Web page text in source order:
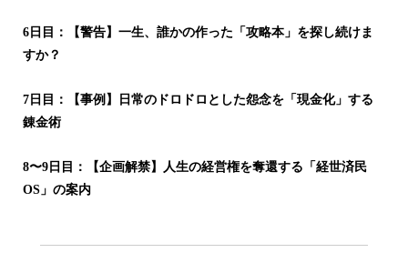
6日目：【警告】一生、誰かの作った「攻略本」を探し続けま
すか？
7日目：【事例】日常のドロドロとした怨念を「現金化」する
錬金術
8〜9日目：【企画解禁】人生の経営権を奪還する「経世済民
OS」の案内